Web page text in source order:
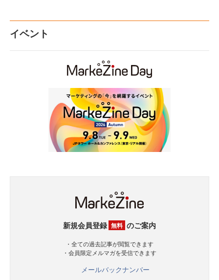
イベント
新規会員登録 無料 のご案内
・全ての過去記事が閲覧できます
・会員限定メルマガを受信できます
メールバックナンバー